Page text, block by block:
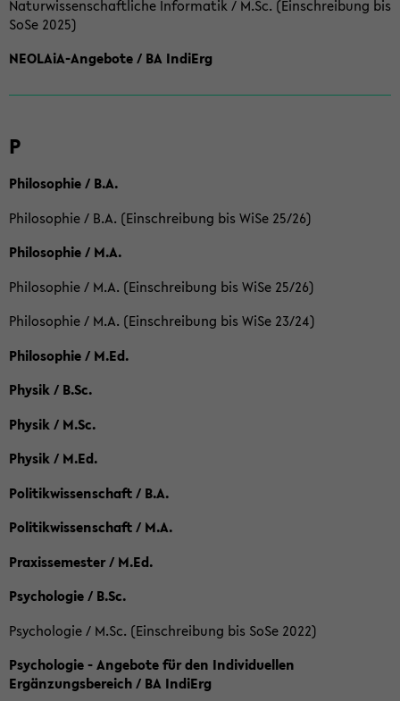
Naturwissenschaftliche Informatik / M.Sc. (Einschreibung bis
SoSe 2025)
NEOLAiA-Angebote / BA IndiErg
P
Philosophie / B.A.
Philosophie / B.A. (Einschreibung bis WiSe 25/26)
Philosophie / M.A.
Philosophie / M.A. (Einschreibung bis WiSe 25/26)
Philosophie / M.A. (Einschreibung bis WiSe 23/24)
Philosophie / M.Ed.
Physik / B.Sc.
Physik / M.Sc.
Physik / M.Ed.
Politikwissenschaft / B.A.
Politikwissenschaft / M.A.
Praxissemester / M.Ed.
Psychologie / B.Sc.
Psychologie / M.Sc. (Einschreibung bis SoSe 2022)
Psychologie - Angebote für den Individuellen
Ergänzungsbereich / BA IndiErg